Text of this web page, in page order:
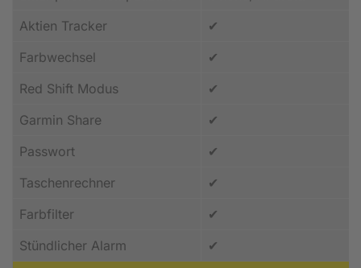
Aktien Tracker
✔
Farbwechsel
✔
Red Shift Modus
✔
Garmin Share
✔
Passwort
✔
Taschenrechner
✔
Farbfilter
✔
Stündlicher Alarm
✔